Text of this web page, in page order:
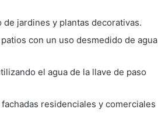
jardines y plantas decorativas.
con un uso desmedido de agua
el agua de la llave de paso
residenciales y comerciales